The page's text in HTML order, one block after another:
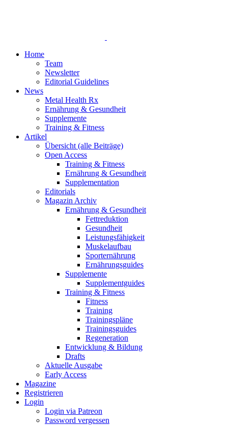
Home
Team
Newsletter
Editorial Guidelines
News
Metal Health Rx
Ernährung & Gesundheit
Supplemente
Training & Fitness
Artikel
Übersicht (alle Beiträge)
Open Access
Training & Fitness
Ernährung & Gesundheit
Supplementation
Editorials
Magazin Archiv
Ernährung & Gesundheit
Fettreduktion
Gesundheit
Leistungsfähigkeit
Muskelaufbau
Sporternährung
Ernährungsguides
Supplemente
Supplementguides
Training & Fitness
Fitness
Training
Trainingspläne
Trainingsguides
Regeneration
Entwicklung & Bildung
Drafts
Aktuelle Ausgabe
Early Access
Magazine
Registrieren
Login
Login via Patreon
Password vergessen